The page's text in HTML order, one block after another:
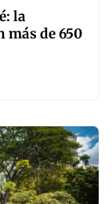
la
más de 650